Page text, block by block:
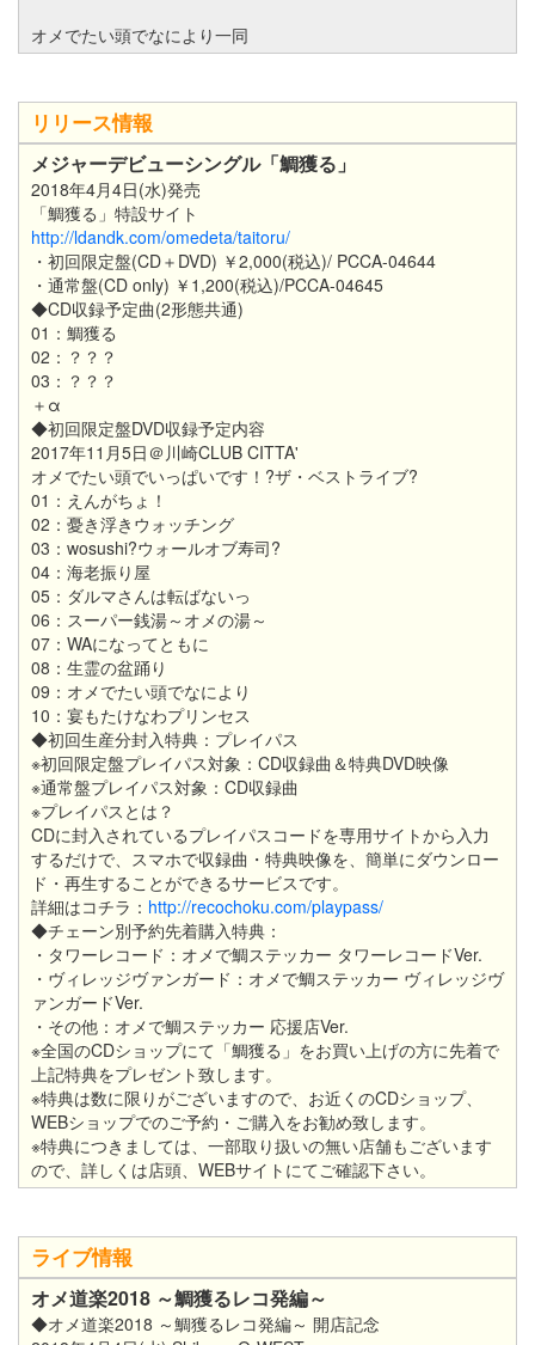
オメでたい頭でなにより一同
リリース情報
メジャーデビューシングル「鯛獲る」
2018年4月4日(水)発売
「鯛獲る」特設サイト
http://ldandk.com/omedeta/taitoru/
・初回限定盤(CD＋DVD) ￥2,000(税込)/ PCCA-04644
・通常盤(CD only) ￥1,200(税込)/PCCA-04645
◆CD収録予定曲(2形態共通)
01：鯛獲る
02：？？？
03：？？？
＋α
◆初回限定盤DVD収録予定内容
2017年11月5日＠川崎CLUB CITTA'
オメでたい頭でいっぱいです！?ザ・ベストライブ?
01：えんがちょ！
02：憂き浮きウォッチング
03：wosushi?ウォールオブ寿司?
04：海老振り屋
05：ダルマさんは転ばないっ
06：スーパー銭湯～オメの湯～
07：WAになってともに
08：生霊の盆踊り
09：オメでたい頭でなにより
10：宴もたけなわプリンセス
◆初回生産分封入特典：プレイパス
※初回限定盤プレイパス対象：CD収録曲＆特典DVD映像
※通常盤プレイパス対象：CD収録曲
※プレイパスとは？
CDに封入されているプレイパスコードを専用サイトから入力
するだけで、スマホで収録曲・特典映像を、簡単にダウンロー
ド・再生することができるサービスです。
詳細はコチラ： http://recochoku.com/playpass/
◆チェーン別予約先着購入特典：
・タワーレコード：オメで鯛ステッカー タワーレコードVer.
・ヴィレッジヴァンガード：オメで鯛ステッカー ヴィレッジヴ
ァンガードVer.
・その他：オメで鯛ステッカー 応援店Ver.
※全国のCDショップにて「鯛獲る」をお買い上げの方に先着で
上記特典をプレゼント致します。
※特典は数に限りがございますので、お近くのCDショップ、
WEBショップでのご予約・ご購入をお勧め致します。
※特典につきましては、一部取り扱いの無い店舗もございます
ので、詳しくは店頭、WEBサイトにてご確認下さい。
ライブ情報
オメ道楽2018 ～鯛獲るレコ発編～
◆オメ道楽2018 ～鯛獲るレコ発編～ 開店記念